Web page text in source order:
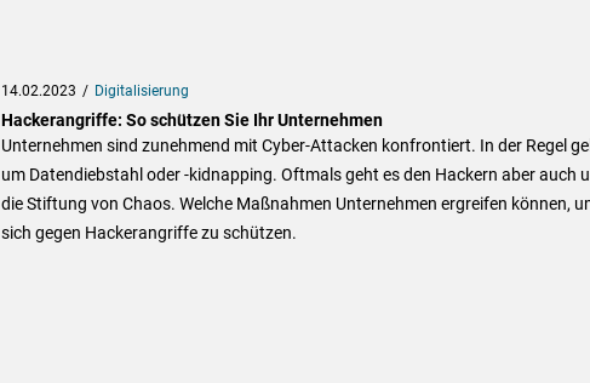
14.02.2023 Digitalisierung
Hackerangriffe: So schützen Sie Ihr Unternehmen
Unternehmen sind zunehmend mit Cyber-Attacken konfrontiert. In der Regel
um Datendiebstahl oder -kidnapping. Oftmals geht es den Hackern aber auch
die Stiftung von Chaos. Welche Maßnahmen Unternehmen ergreifen können,
sich gegen Hackerangriffe zu schützen.